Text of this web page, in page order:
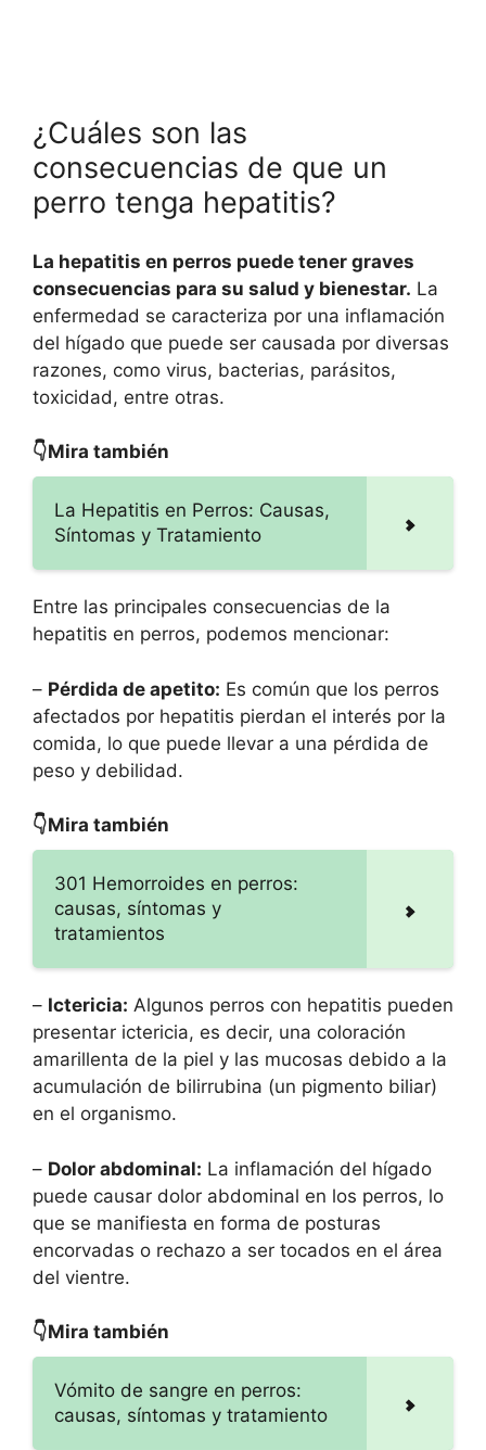
¿Cuáles son las
consecuencias de que un
perro tenga hepatitis?
La hepatitis en perros puede tener graves
consecuencias para su salud y bienestar. La
enfermedad se caracteriza por una inflamación
del hígado que puede ser causada por diversas
razones, como virus, bacterias, parásitos,
toxicidad, entre otras.
👇Mira también
La Hepatitis en Perros: Causas,
Síntomas y Tratamiento
Entre las principales consecuencias de la
hepatitis en perros, podemos mencionar:
– Pérdida de apetito: Es común que los perros
afectados por hepatitis pierdan el interés por la
comida, lo que puede llevar a una pérdida de
peso y debilidad.
👇Mira también
301 Hemorroides en perros:
causas, síntomas y
tratamientos
– Ictericia: Algunos perros con hepatitis pueden
presentar ictericia, es decir, una coloración
amarillenta de la piel y las mucosas debido a la
acumulación de bilirrubina (un pigmento biliar)
en el organismo.
– Dolor abdominal: La inflamación del hígado
puede causar dolor abdominal en los perros, lo
que se manifiesta en forma de posturas
encorvadas o rechazo a ser tocados en el área
del vientre.
👇Mira también
Vómito de sangre en perros:
causas, síntomas y tratamiento